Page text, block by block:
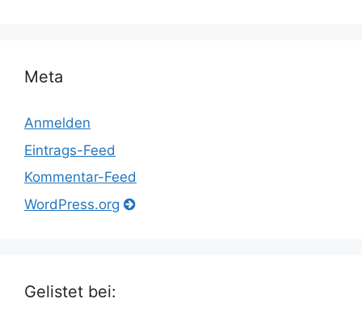
Meta
Anmelden
Eintrags-Feed
Kommentar-Feed
WordPress.org
Gelistet bei: